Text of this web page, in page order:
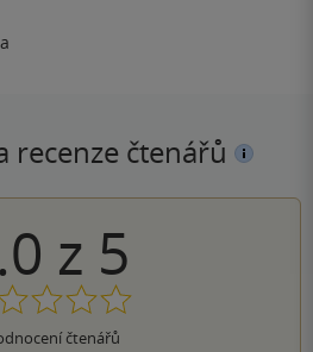
recenze čtenářů
z 5
čtenářů